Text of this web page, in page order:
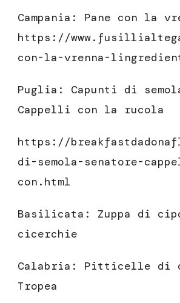
Campania: Pane con la
https://
con-la-vrenna-
Puglia: Capunti di
Cappelli con la rucola
https://
di-semola-senatore-
con.html
Basilicata: Zuppa di
cicerchie
Calabria: Pitticelle di
Tropea